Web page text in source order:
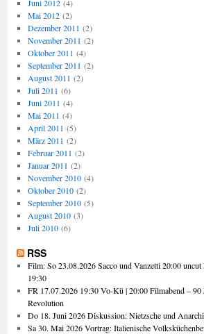
Juni 2012(4)
Mai 2012(2)
Dezember 2011 (2)
November 2011 (2)
Oktober 2011 (4)
September 2011 (2)
August 2011 (2)
Juli 2011 (6)
Juni 2011 (4)
Mai 2011 (4)
April 2011 (5)
März 2011 (2)
Februar 2011 (2)
Januar 2011 (2)
November 2010(4)
Oktober 2010(2)
September 2010(5)
August 2010(3)
Juli 2010(6)
RSS
Film: So 23.08.2026 Sacco und Vanzetti 20:00
19:30
FR 17.07.2026 19:30 Vo-Kü | 20:00 Filmabend – 90
Revolution
Do 18. Juni 2026 Diskussion: Nietzsche und
Sa 30. Mai 2026 Vortrag: Italienische